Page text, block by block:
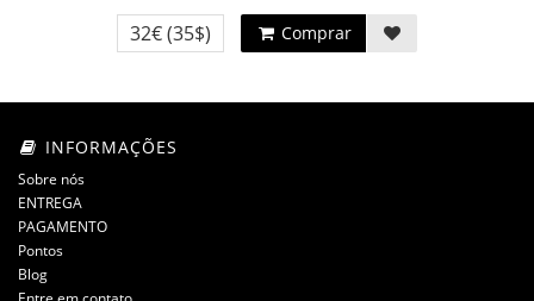
32€(35$) Comprar
INFORMAÇÕES
Sobre nós
ENTREGA
PAGAMENTO
Pontos
Blog